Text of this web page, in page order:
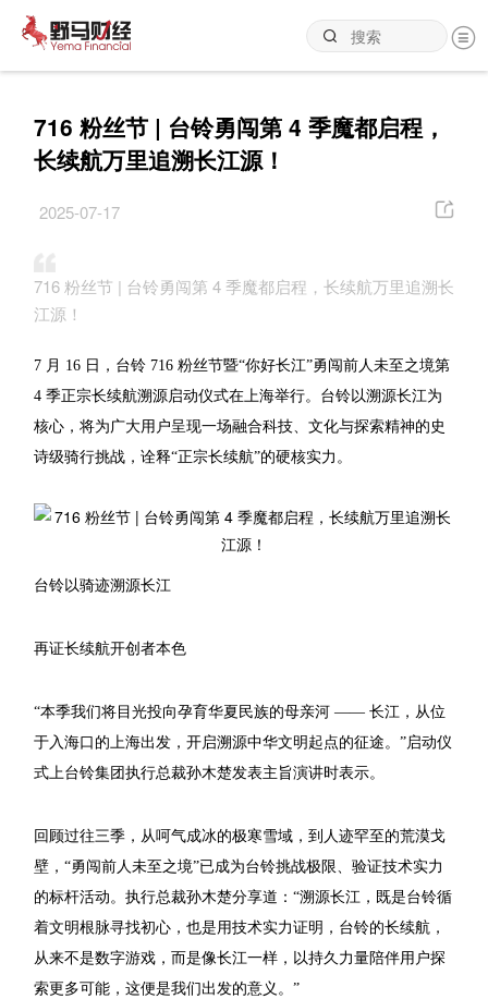
716 粉丝节 | 台铃勇闯第 4 季魔都启程，
长续航万里追溯长江源！
2025-07-17
716 粉丝节 | 台铃勇闯第 4 季魔都启程，长续航万里追溯长
江源！
7 月 16 日，台铃 716 粉丝节暨“你好长江”勇闯前人未至之境第
4 季正宗长续航溯源启动仪式在上海举行。台铃以溯源长江为
核心，将为广大用户呈现一场融合科技、文化与探索精神的史
诗级骑行挑战，诠释“正宗长续航”的硬核实力。
台铃以骑迹溯源长江
再证长续航开创者本色
“本季我们将目光投向孕育华夏民族的母亲河 —— 长江，从位
于入海口的上海出发，开启溯源中华文明起点的征途。”启动仪
式上台铃集团执行总裁孙木楚发表主旨演讲时表示。
回顾过往三季，从呵气成冰的极寒雪域，到人迹罕至的荒漠戈
壁，“勇闯前人未至之境”已成为台铃挑战极限、验证技术实力
的标杆活动。执行总裁孙木楚分享道：“溯源长江，既是台铃循
着文明根脉寻找初心，也是用技术实力证明，台铃的长续航，
从来不是数字游戏，而是像长江一样，以持久力量陪伴用户探
索更多可能，这便是我们出发的意义。”